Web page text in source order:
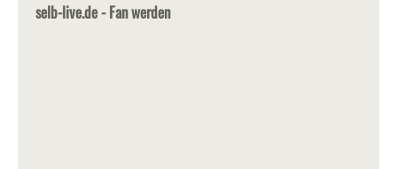
selb-live.de - Fan werden